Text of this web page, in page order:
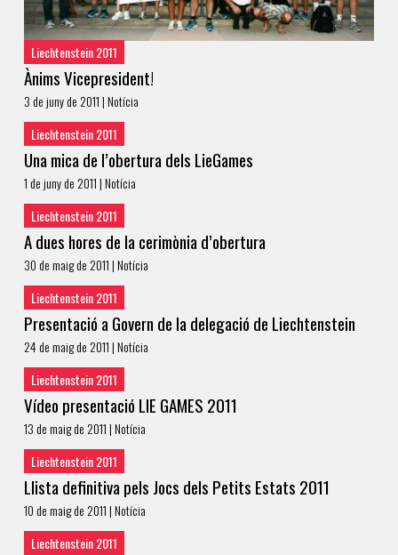
Liechtenstein 2011
Ànims Vicepresident!
3 de juny de 2011 | Notícia
Liechtenstein 2011
Una mica de l’obertura dels LieGames
1 de juny de 2011 | Notícia
Liechtenstein 2011
A dues hores de la cerimònia d’obertura
30 de maig de 2011 | Notícia
Liechtenstein 2011
Presentació a Govern de la delegació de Liechtenstein
24 de maig de 2011 | Notícia
Liechtenstein 2011
Vídeo presentació LIE GAMES 2011
13 de maig de 2011 | Notícia
Liechtenstein 2011
Llista definitiva pels Jocs dels Petits Estats 2011
10 de maig de 2011 | Notícia
Liechtenstein 2011